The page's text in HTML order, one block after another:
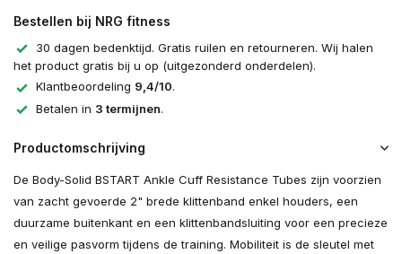
Bestellen bij NRG fitness
30 dagen bedenktijd. Gratis ruilen en retourneren. Wij halen
het product gratis bij u op (uitgezonderd onderdelen).
Klantbeoordeling 9,4/10.
Betalen in 3 termijnen.
Productomschrijving
De Body-Solid BSTART Ankle Cuff Resistance Tubes zijn voorzien
van zacht gevoerde 2" brede klittenband enkel houders, een
duurzame buitenkant en een klittenbandsluiting voor een precieze
en veilige pasvorm tijdens de training. Mobiliteit is de sleutel met